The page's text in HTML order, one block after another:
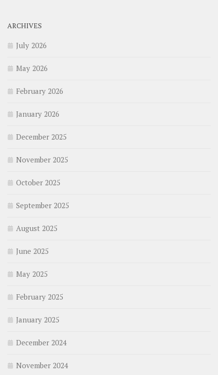
ARCHIVES
July 2026
May 2026
February 2026
January 2026
December 2025
November 2025
October 2025
September 2025
August 2025
June 2025
May 2025
February 2025
January 2025
December 2024
November 2024